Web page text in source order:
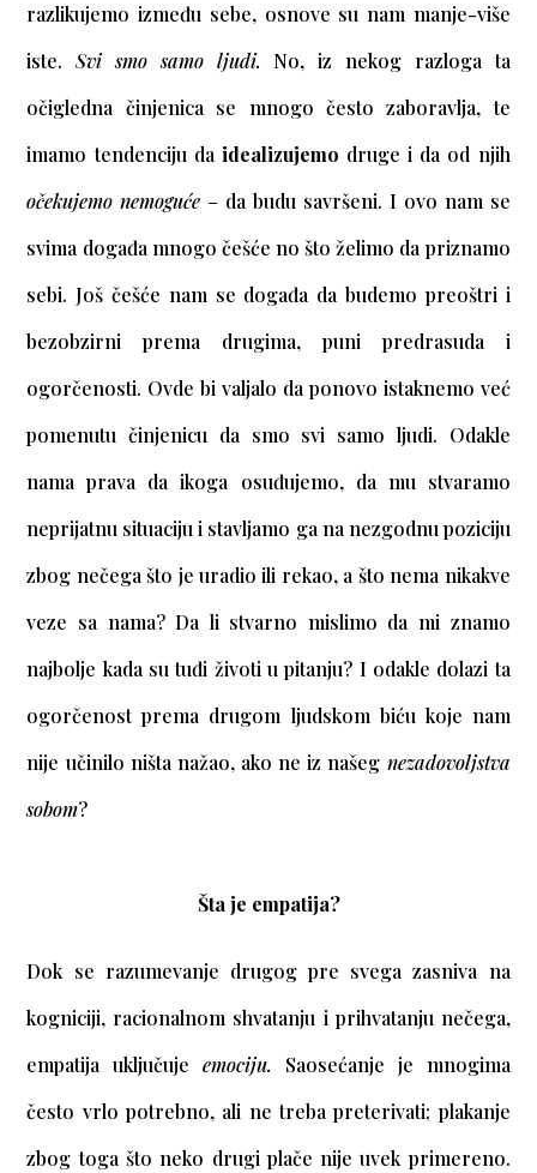
razlikujemo između sebe, osnove su nam manje-više
iste.Svi smo samo ljudi. No, iz nekog razloga ta
očigledna činjenica se mnogo često zaboravlja, te
imamo tendenciju da idealizujemo druge i da od njih
očekujemo nemoguće – da budu savršeni. I ovo nam se
svima događa mnogo češće no što želimo da priznamo
sebi. Još češće nam se događa da budemo preoštri i
bezobzirni prema drugima, puni predrasuda i
ogorčenosti. Ovde bi valjalo da ponovo istaknemo već
pomenutu činjenicu da smo svi samo ljudi. Odakle
nama prava da ikoga osuđujemo, da mu stvaramo
neprijatnu situaciju i stavljamo ga na nezgodnu poziciju
zbog nečega što je uradio ili rekao, a što nema nikakve
veze sa nama? Da li stvarno mislimo da mi znamo
najbolje kada su tuđi životi u pitanju? I odakle dolazi ta
ogorčenost prema drugom ljudskom biću koje nam
nije učinilo ništa nažao, ako ne iz našeg nezadovoljstva
sobom?
Šta je empatija?
Dok se razumevanje drugog pre svega zasniva na
kogniciji, racionalnom shvatanju i prihvatanju nečega,
empatija uključujeemociju. Saosećanje je mnogima
često vrlo potrebno, ali ne treba preterivati; plakanje
zbog toga što neko drugi plače nije uvek primereno.